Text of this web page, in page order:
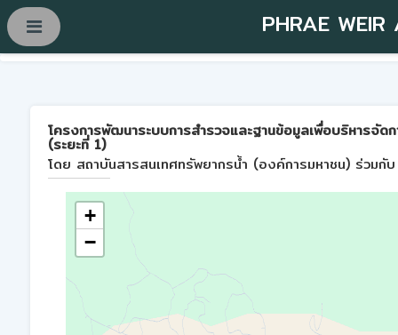
PHRAE WEIR
โครงการพัฒนาระบบการสำรวจและฐานข้อมูลเพื่อบริหารจั
(ระยะที่ 1)
โดย สถาบันสารสนเทศทรัพยากรน้ำ (องค์การมหาชน) ร่วมกั
+
−